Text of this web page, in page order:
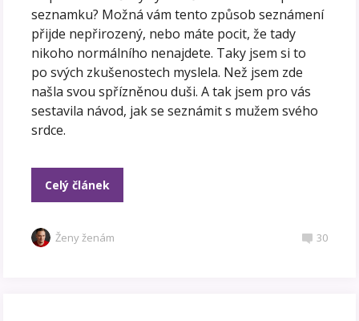
seznamku? Možná vám tento způsob seznámení
přijde nepřirozený, nebo máte pocit, že tady
nikoho normálního nenajdete. Taky jsem si to
po svých zkušenostech myslela. Než jsem zde
našla svou spřízněnou duši. A tak jsem pro vás
sestavila návod, jak se seznámit s mužem svého
srdce.
Celý článek
Ženy ženám 30